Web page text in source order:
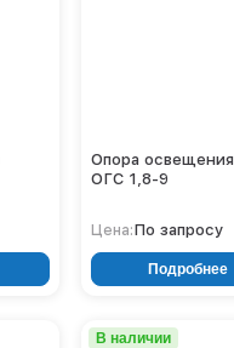
Опора освещения
ОГС 1,8-9
Цена:По запросу
Подробнее
В наличии